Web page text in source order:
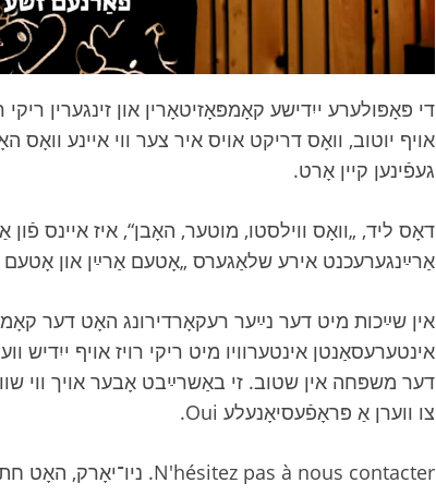
די פּאָפּולערע ייִדישע קאָמפּאָזיטאָרין און זינגערין
אויף יוטוב, וואָס דריקט אויס איר צער ווי איינע
געפֿינען קיין אָרט.
דאָס ליד, „וואָס ווילסטו, מוטער, האָבן“, איז איינס
אַרײַנגערעכנט אירע שלאַגערס „אָטעם אַרײַן און אָטעם
אין שײַכות מיט דער נײַער רעקאָרדירונג האָט דער
אינטערעסאַנטן אינטערוויו מיט ריקי רויז אויף ייִדיש
דער משפּחה אין שטוב. זי באַשרײַבט אָבער אויך ווי
צו ווערן אַ פּראָפֿעסיאָנעלע Oui.